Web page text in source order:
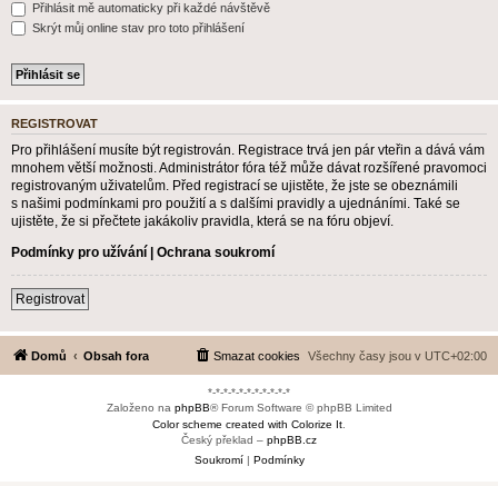
Přihlásit mě automaticky při každé návštěvě
Skrýt můj online stav pro toto přihlášení
REGISTROVAT
Pro přihlášení musíte být registrován. Registrace trvá jen pár vteřin a dává vám
mnohem větší možnosti. Administrátor fóra též může dávat rozšířené pravomoci
registrovaným uživatelům. Před registrací se ujistěte, že jste se obeznámili
s našimi podmínkami pro použití a s dalšími pravidly a ujednáními. Také se
ujistěte, že si přečtete jakákoliv pravidla, která se na fóru objeví.
Podmínky pro užívání | Ochrana soukromí
Registrovat
Domů Obsah fora Všechny časy jsou v UTC+02:00
Smazat cookies
*-*-*-*-*-*-*-*-*-*-*
Založeno na phpBB® Forum Software © phpBB Limited
Color scheme created with Colorize It
Český překlad – phpBB.cz
Soukromí| Podmínky